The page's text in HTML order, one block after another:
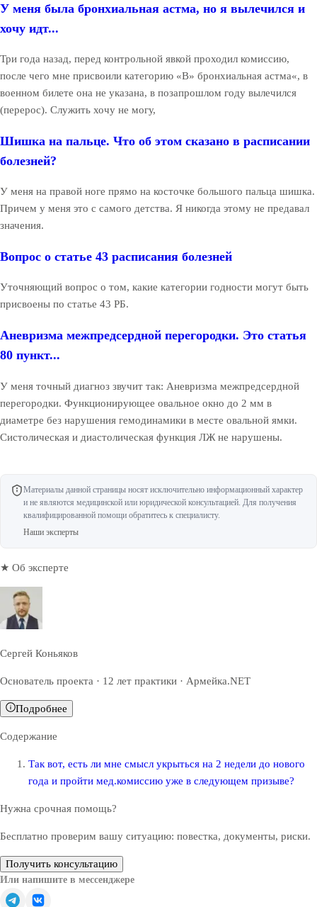
У меня была бронхиальная астма, но я вылечился и
хочу идт...
Три года назад, перед контрольной явкой проходил комиссию,
после чего мне присвоили категорию «B» бронхиальная астма«, в
военном билете она не указана, в позапрошлом году вылечился
(перерос). Служить хочу не могу,
Шишка на пальце. Что об этом сказано в расписании
болезней?
У меня на правой ноге прямо на косточке большого пальца шишка.
Причем у меня это с самого детства. Я никогда этому не предавал
значения.
Вопрос о статье 43 расписания болезней
Уточняющий вопрос о том, какие категории годности могут быть
присвоены по статье 43 РБ.
Аневризма межпредсердной перегородки. Это статья
80 пункт...
У меня точный диагноз звучит так: Аневризма межпредсердной
перегородки. Функционирующее овальное окно до 2 мм в
диаметре без нарушения гемодинамики в месте овальной ямки.
Систолическая и диастолическая функция ЛЖ не нарушены.
Материалы данной страницы носят исключительно информационный характер
и не являются медицинской или юридической консультацией. Для получения
квалифицированной помощи обратитесь к специалисту.
Наши эксперты
★ Об эксперте
Сергей Коньяков
Основатель проекта · 12 лет практики · Армейка.NET
Подробнее
Содержание
Так вот, есть ли мне смысл укрыться на 2 недели до нового
года и пройти мед.комиссию уже в следующем призыве?
Нужна срочная помощь?
Бесплатно проверим вашу ситуацию: повестка, документы, риски.
Получить консультацию
Или напишите в мессенджере